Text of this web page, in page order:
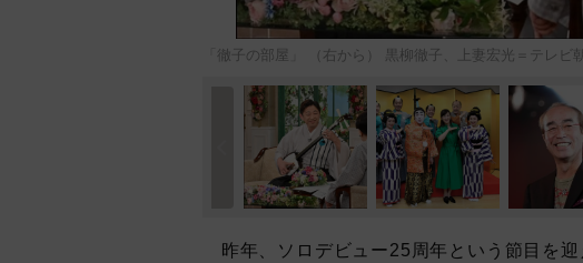
「徹子の部屋」 （右から） 黒柳徹子、上妻宏光＝テレビ
昨年、ソロデビュー25周年という節目を